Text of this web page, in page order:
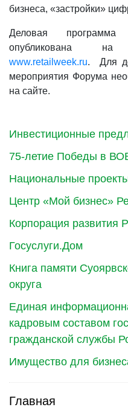
Инвестиционные
75-летие Победы в
Национальные
Центр «Мой бизнес»
Корпорация развития
Госуслуги.Дом
Книга памяти
округа
Единая
кадровым составом
гражданской службы
Имущество для
Главная
бизнеса, «застройки»
Деловая
опубликована
www.retailweek.ru. Для
мероприятия Форума
на сайте.